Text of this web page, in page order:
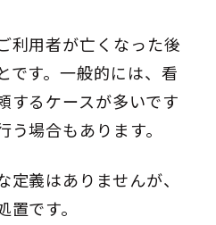
利用者が亡くなった後
です。一般的には、看
するケースが多いです
場合もあります。
義はありませんが、
です。